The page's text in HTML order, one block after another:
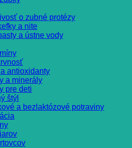
o zubné protézy
a nite
a ústne vody
a antioxidanty
a minerály
pre deti
štýl
a bezlaktózové potraviny